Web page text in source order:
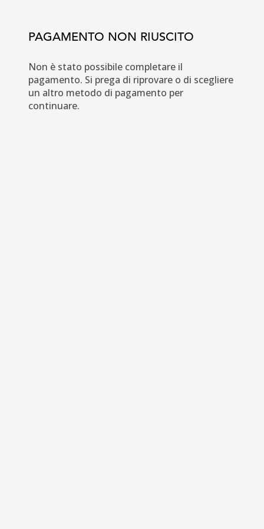
PAGAMENTO NON RIUSCITO
Non è stato possibile completare il
pagamento. Si prega di riprovare o di scegliere
un altro metodo di pagamento per
continuare.